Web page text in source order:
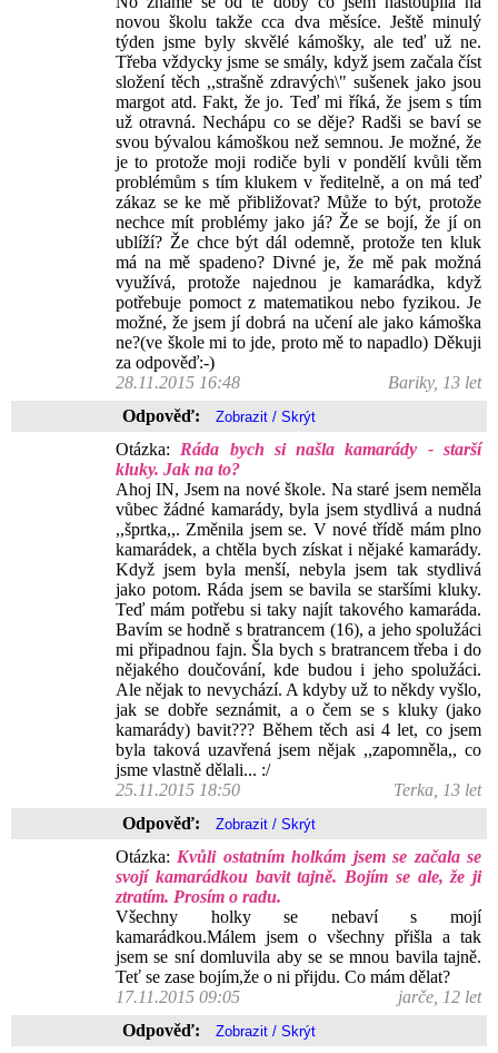
novou školu takže cca dva měsíce. Ještě minulý
týden jsme byly skvělé kámošky, ale teď už ne.
Třeba vždycky jsme se smály, když jsem začala číst
složení těch ,,strašně zdravých\" sušenek jako jsou
margot atd. Fakt, že jo. Teď mi říká, že jsem s tím
už otravná. Nechápu co se děje? Radši se baví se
svou bývalou kámoškou než semnou. Je možné, že
je to protože moji rodiče byli v pondělí kvůli těm
problémům s tím klukem v ředitelně, a on má teď
zákaz se ke mě přibližovat? Může to být, protože
nechce mít problémy jako já? Že se bojí, že jí on
ublíží? Že chce být dál odemně, protože ten kluk
má na mě spadeno? Divné je, že mě pak možná
využívá, protože najednou je kamarádka, když
potřebuje pomoct z matematikou nebo fyzikou. Je
možné, že jsem jí dobrá na učení ale jako kámoška
ne?(ve škole mi to jde, proto mě to napadlo) Děkuji
za odpověď:-)
28.11.2015 16:48
Bariky, 13 let
Odpověď:
Otázka: Ráda bych si našla kamarády - starší
kluky. Jak na to?
Ahoj IN, Jsem na nové škole. Na staré jsem neměla
vůbec žádné kamarády, byla jsem stydlivá a nudná
,,šprtka,,. Změnila jsem se. V nové třídě mám plno
kamarádek, a chtěla bych získat i nějaké kamarády.
Když jsem byla menší, nebyla jsem tak stydlivá
jako potom. Ráda jsem se bavila se staršími kluky.
Teď mám potřebu si taky najít takového kamaráda.
Bavím se hodně s bratrancem (16), a jeho spolužáci
mi připadnou fajn. Šla bych s bratrancem třeba i do
nějakého doučování, kde budou i jeho spolužáci.
Ale nějak to nevychází. A kdyby už to někdy vyšlo,
jak se dobře seznámit, a o čem se s kluky (jako
kamarády) bavit??? Během těch asi 4 let, co jsem
byla taková uzavřená jsem nějak ,,zapomněla,, co
jsme vlastně dělali... :/
25.11.2015 18:50
Terka, 13 let
Odpověď:
Otázka: Kvůli ostatním holkám jsem se začala se
svojí kamarádkou bavit tajně. Bojím se ale, že ji
ztratím. Prosím o radu.
Všechny holky se nebaví s mojí
kamarádkou.Málem jsem o všechny přišla a tak
jsem se sní domluvila aby se se mnou bavila tajně.
Teť se zase bojím,že o ni přijdu. Co mám dělat?
17.11.2015 09:05
jarče, 12 let
Odpověď: